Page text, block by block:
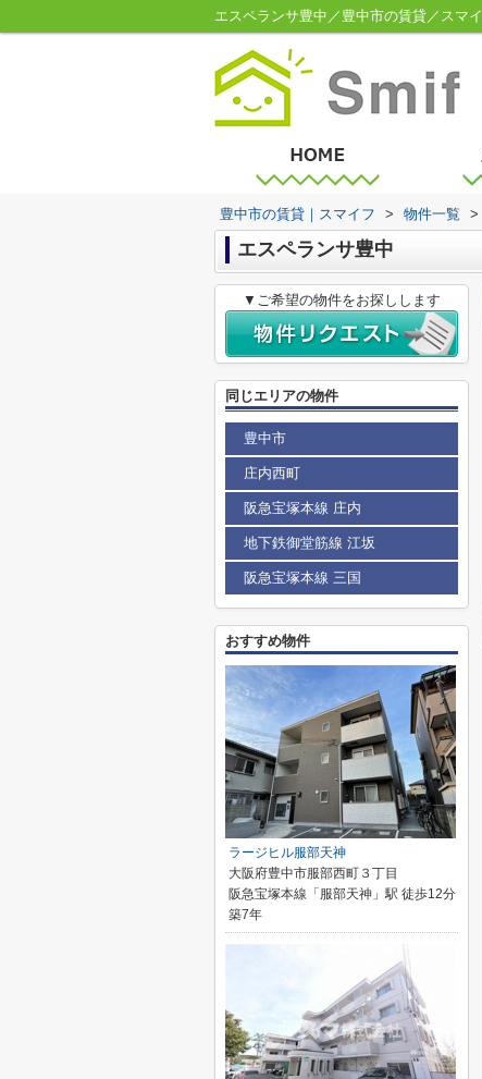
エスペランサ豊中／豊中市の賃貸／スマ
豊中市の賃貸｜スマイフ > 物件一覧 >
エスペランサ豊中
▼ご希望の物件をお探しします
同じエリアの物件
豊中市
庄内西町
阪急宝塚本線 庄内
地下鉄御堂筋線 江坂
阪急宝塚本線 三国
おすすめ物件
ラージヒル服部天神
大阪府豊中市服部西町３丁目
阪急宝塚本線「服部天神」駅 徒歩12分
築7年